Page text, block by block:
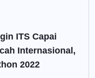
ITS Capai
Internasional,
2022